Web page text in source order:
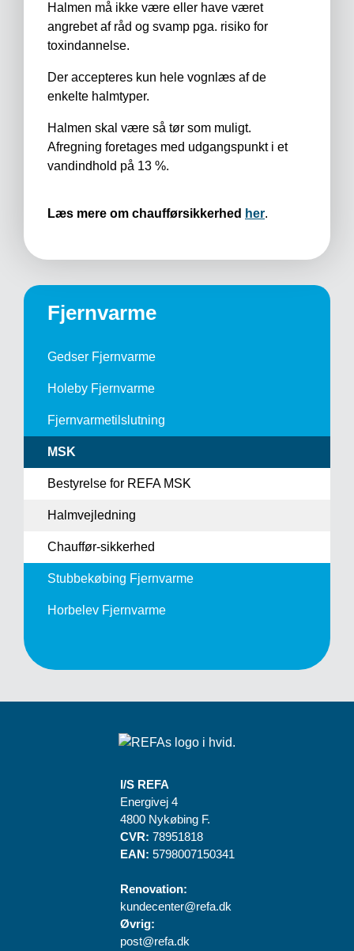
Fjernvarme
Gedser Fjernvarme
Holeby Fjernvarme
Fjernvarme­tilslutning
MSK
Bestyrelse for REFA MSK
Halmvejledning
Chauffør-sikkerhed
Stubbekøbing Fjernvarme
Horbelev Fjernvarme
Halmen må ikke være eller have været
angrebet af råd og svamp pga. risiko for
toxindannelse.
Der accepteres kun hele vognlæs af de
enkelte halmtyper.
Halmen skal være så tør som muligt.
Afregning foretages med udgangspunkt i et
vandindhold på 13 %.
Læs mere om chaufførsikkerhed her.
I/S REFA
Energivej 4
4800 Nykøbing F.
CVR: 78951818
EAN: 5798007150341
Renovation:
kundecenter@refa.dk
Øvrig:
post@refa.dk